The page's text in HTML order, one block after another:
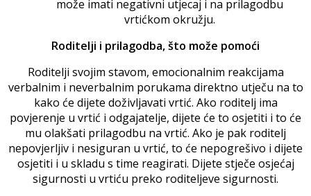
može imati negativni utjecaj i na prilagodbu
vrtićkom okružju.
Roditelji i prilagodba, što može pomoći
Roditelji svojim stavom, emocionalnim reakcijama
verbalnim i neverbalnim porukama direktno utječu na to
kako će dijete doživljavati vrtić. Ako roditelj ima
povjerenje u vrtić i odgajatelje, dijete će to osjetiti i to će
mu olakšati prilagodbu na vrtić. Ako je pak roditelj
nepovjerljiv i nesiguran u vrtić, to će nepogrešivo i dijete
osjetiti i u skladu s time reagirati. Dijete stječe osjećaj
sigurnosti u vrtiću preko roditeljeve sigurnosti.